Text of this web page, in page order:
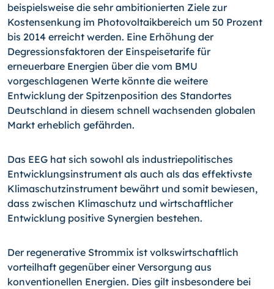
beispielsweise die sehr ambitionierten Ziele zur
Kostensenkung im Photovoltaikbereich um 50 Prozent
bis 2014 erreicht werden. Eine Erhöhung der
Degressionsfaktoren der Einspeisetarife für
erneuerbare Energien über die vom BMU
vorgeschlagenen Werte könnte die weitere
Entwicklung der Spitzenposition des Standortes
Deutschland in diesem schnell wachsenden globalen
Markt erheblich gefährden.
Das EEG hat sich sowohl als industriepolitisches
Entwicklungsinstrument als auch als das effektivste
Klimaschutzinstrument bewährt und somit bewiesen,
dass zwischen Klimaschutz und wirtschaftlicher
Entwicklung positive Synergien bestehen.
Der regenerative Strommix ist volkswirtschaftlich
vorteilhaft gegenüber einer Versorgung aus
konventionellen Energien. Dies gilt insbesondere bei